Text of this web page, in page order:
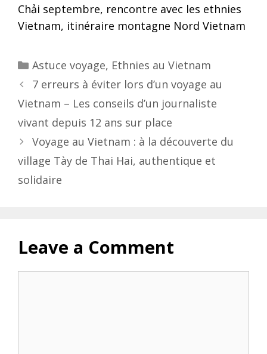
Chải septembre, rencontre avec les ethnies
Vietnam, itinéraire montagne Nord Vietnam
Categories
Astuce voyage, Ethnies au Vietnam
Post
navigation
7 erreurs à éviter lors d’un voyage au
Vietnam – Les conseils d’un journaliste
vivant depuis 12 ans sur place
Voyage au Vietnam : à la découverte du
village Tày de Thai Hai, authentique et
solidaire
Leave a Comment